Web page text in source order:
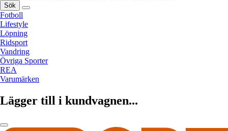
Sök
Fotboll
Lifestyle
Löpning
Ridsport
Vandring
Övriga Sporter
REA
Varumärken
Lägger till i kundvagnen...